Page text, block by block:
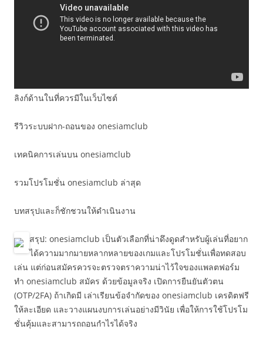
ลิงก์ด้านในที่ควรมีในเว็บไซต์
รีวิวระบบฝาก-ถอนของ onesiamclub
เทคนิคการเล่นบน onesiamclub
รวมโปรโมชั่น onesiamclub ล่าสุด
บทสรุปและก็ชักชวนให้ดำเนินงาน
สรุป: onesiamclub เป็นตัวเลือกที่น่าดึงดูดสำหรับผู้เล่นที่อยาก
ได้ความมากมายหลากหลายของเกมและโปรโมชั่นเพื่อทดสอบ
เล่น แต่ก่อนสมัครควรจะตรวจตราความน่าไว้ใจของแพลตฟอร์ม
ทำ onesiamclub สมัคร ด้วยข้อมูลจริง เปิดการยืนยันตัวตน
(OTP/2FA) ถ้าเกิดมี เล่าเรียนข้อจำกัดของ onesiamclub เครดิตฟรี
ให้ละเอียด และวางแผนงบการเล่นอย่างมีวินัย เพื่อให้การใช้โปรโม
ชั่นคุ้มและสามารถถอนกำไรได้จริง